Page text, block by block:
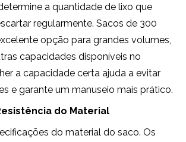
a quantidade de lixo que
regularmente. Sacos de 300
opção para grandes volumes,
capacidades disponíveis no
a capacidade certa ajuda a evitar
e garante um manuseio mais prático.
do Material
do material do saco. Os